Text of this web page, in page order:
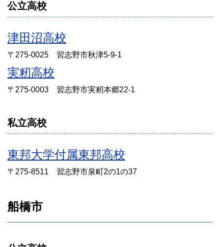
公立高校
津田沼高校
〒275-0025 習志野市秋津5-9-1
実籾高校
〒275-0003 習志野市実籾本郷22-1
私立高校
東邦大学付属東邦高校
〒275-8511 習志野市泉町2の1の37
船橋市